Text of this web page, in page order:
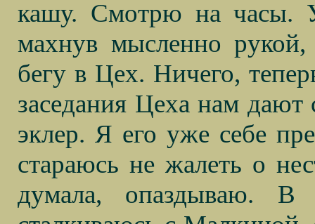
кашу. Смотрю на часы.
махнув мысленно
бегу в Цех. Ничего,
заседания Цеха нам
эклер. Я его уже себе
стараюсь не жалеть о
думала, опаздываю.